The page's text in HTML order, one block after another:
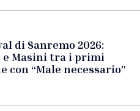
di Sanremo 2026:
e Masini tra i primi
con “Male necessario”